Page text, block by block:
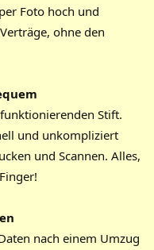
Foto hoch und
ohne den
Stift.
und unkompliziert
und Scannen. Alles,
nach einem Umzug